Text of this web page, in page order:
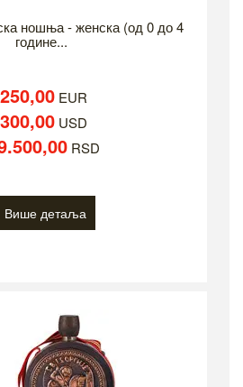
ношња - женска (од 0 до 4
године...
250,00 EUR
300,00 USD
RSD
Више детаља